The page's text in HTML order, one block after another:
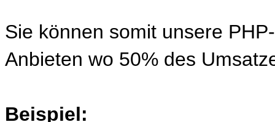
Sie können somit unsere
Anbieten wo 50% des
Beispiel: